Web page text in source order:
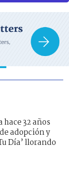
32 años
adopción y
Día’ llorando